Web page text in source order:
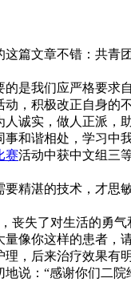
篇文章不错：共青
是我们应严格要求
，积极改正自身的
诚实，做人正派，
和谐相处，学习中
赛活动中获中文组三
精湛的技术，才思
失了对生活的勇
像你这样的患者，
，后来治疗效果有
地说：“感谢你们二